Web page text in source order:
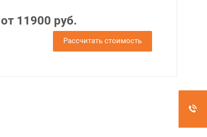
от 11900 руб.
Рассчитать стоимость